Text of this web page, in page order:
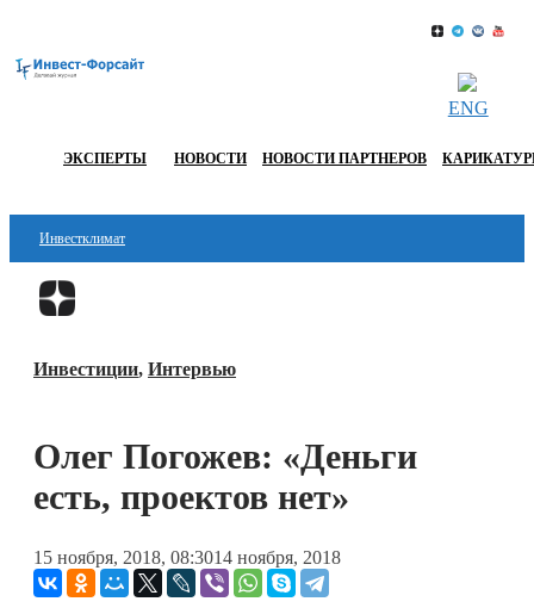
ENG
ЭКСПЕРТЫ НОВОСТИ НОВОСТИ ПАРТНЕРОВ
Инвестклимат
Финансы
Блокчейн
Книги
Инвестиции, Интервью
Олег Погожев: «Деньги
есть, проектов нет»
15 ноября, 2018, 08:3014 ноября, 2018